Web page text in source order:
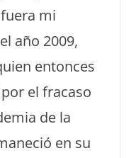
mi
año 2009,
entonces
el fracaso
de la
en su